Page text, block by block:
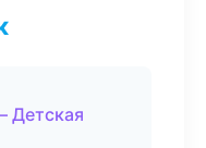
Детская